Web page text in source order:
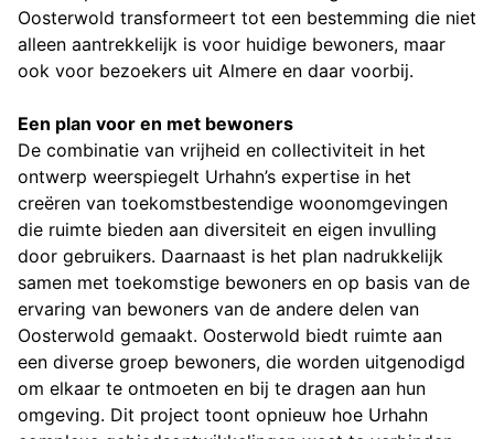
Oosterwold transformeert tot een bestemming die niet
alleen aantrekkelijk is voor huidige bewoners, maar
ook voor bezoekers uit Almere en daar voorbij.
Een plan voor en met bewoners
De combinatie van vrijheid en collectiviteit in het
ontwerp weerspiegelt Urhahn’s expertise in het
creëren van toekomstbestendige woonomgevingen
die ruimte bieden aan diversiteit en eigen invulling
door gebruikers. Daarnaast is het plan nadrukkelijk
samen met toekomstige bewoners en op basis van de
ervaring van bewoners van de andere delen van
Oosterwold gemaakt. Oosterwold biedt ruimte aan
een diverse groep bewoners, die worden uitgenodigd
om elkaar te ontmoeten en bij te dragen aan hun
omgeving. Dit project toont opnieuw hoe Urhahn